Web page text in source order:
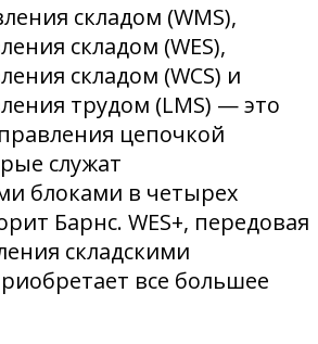
складом (WMS),
складом (WES),
складом (WCS) и
трудом (LMS) — это
цепочкой
служат
блоками в четырех
Барнс. WES+, передовая
складскими
все большее